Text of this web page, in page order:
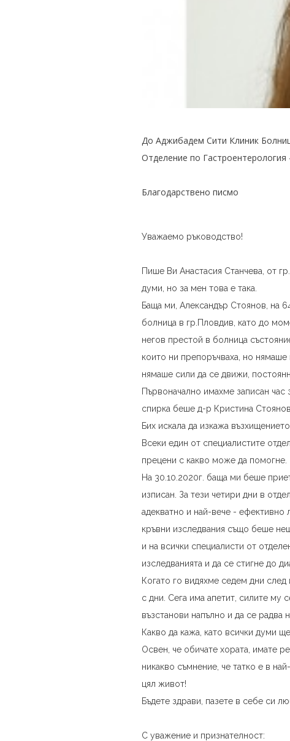
До Аджибадем Сити Клиник
Отделение по
Благодарствено писмо
Уважаемо ръководство!
Пише Ви Анастасия Станчева, от
думи, но за мен това е така.
Баща ми, Александър Стоянов, на
болница в гр.Пловдив, като до
негов престой в болница
които ни препоръчваха, но
нямаше сили да се движи,
Първоначално имахме записан
спирка беше д-р Кристина
Бих искала да изкажа
Всеки един от специалистите
прецени с какво може да помогне.
На 30.10.2020г. баща ми беше
изписан. За тези четири дни в
адекватно и най-вече - ефективно
кръвни изследвания също беше
и на всички специалисти от
изследванията и да се стигне до
Когато го видяхме седем дни
с дни. Сега има апетит, силите му
възстанови напълно и да се радва
Какво да кажа, като всички думи
Освен, че обичате хората, имате
никакво съмнение, че татко е в
цял живот!
Бъдете здрави, пазете в себе си
С уважение и признателност: